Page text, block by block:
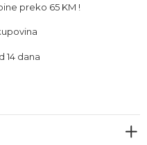
preko 65 KM !
14 dana